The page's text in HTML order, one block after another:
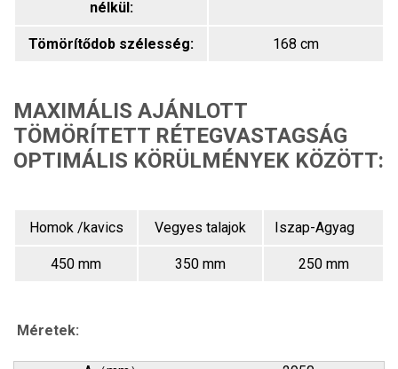
nélkül:
Tömörítődob szélesség: 168 cm
MAXIMÁLIS AJÁNLOTT
TÖMÖRÍTETT RÉTEGVASTAGSÁG
OPTIMÁLIS KÖRÜLMÉNYEK KÖZÖTT:
Homok /kavics Vegyes talajok Iszap-Agyag
450 mm 350 mm 250 mm
Méretek: